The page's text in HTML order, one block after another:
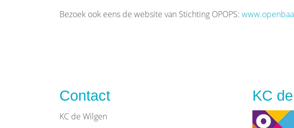
Bezoek ook eens de website van Stichting OPOPS:
Contact
KC de Wilgen
KC